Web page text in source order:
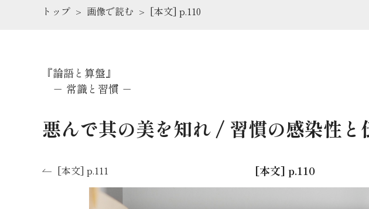
トップ 画像で読む [本文] p.110
『論語と算盤』
－ 常識と習慣 －
悪んで其の美を知れ / 習慣の感染性と
[本文] p.111 [本文] p.110